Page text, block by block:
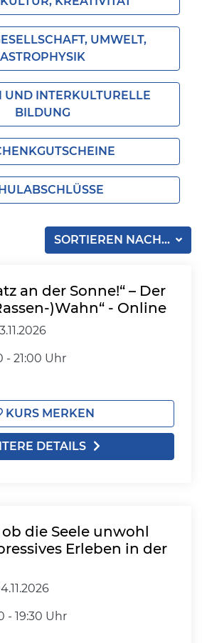
UMWELT,
ASTROPHYSIK
UND INTERKULTURELLE
BILDUNG
SORTIEREN NACH...
an der Sonne!“ – Der
)Wahn“ - Online
- 21:00 Uhr
KURS MERKEN
DETAILS
ob die Seele unwohl
Erleben in der
- 19:30 Uhr